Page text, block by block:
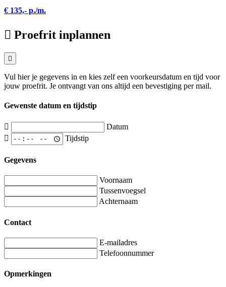
€ 135,- p./m.
Proefrit inplannen
Vul hier je gegevens in en kies zelf een voorkeursdatum en tijd voor
jouw proefrit. Je ontvangt van ons altijd een bevestiging per mail.
Gewenste datum en tijdstip
Datum
Tijdstip
Gegevens
Voornaam
Tussenvoegsel
Achternaam
Contact
E-mailadres
Telefoonnummer
Opmerkingen